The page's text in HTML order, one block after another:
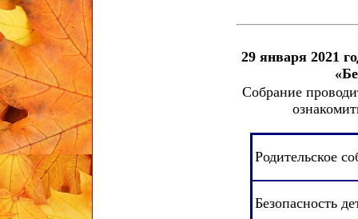
29 января 2021
Собрание
Родительское
Безопасность